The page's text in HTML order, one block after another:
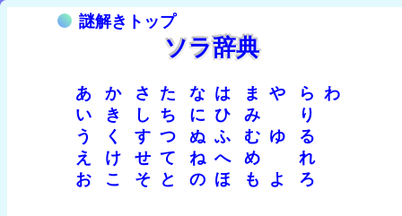
謎解きトップ
ソラ辞典
あ か さ た な は ま や ら わ
い
き し ち に ひ み
り
う
く す つ ぬ ふ む ゆ
る
え
け せ て ね へ め
れ
お
こ そ と の ほ も よ ろ